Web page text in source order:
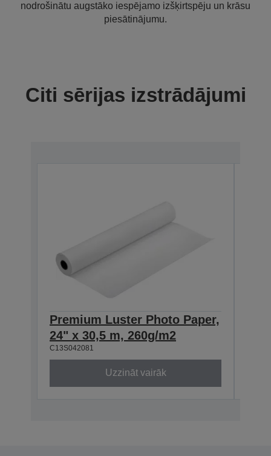
nodrošinātu augstāko iespējamo izšķirtspēju un krāsu
piesātinājumu.
Citi sērijas izstrādājumi
Premium Luster Photo Paper,
24" x 30,5 m, 260g/m2
C13S042081
Uzzināt vairāk